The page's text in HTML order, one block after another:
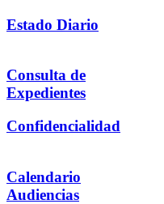
Estado Diario
Consulta de
Expedientes
Confidencialidad
Calendario
Audiencias